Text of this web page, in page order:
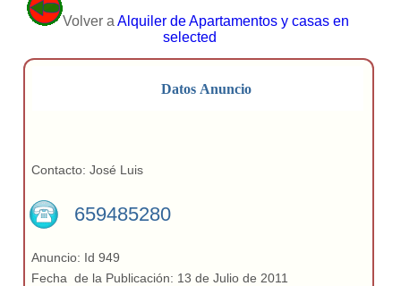
Volver aAlquiler de Apartamentos y casas en
selected
Datos Anuncio
Contacto: José Luis
659485280
Anuncio: Id 949
Fecha de la Publicación: 13 de Julio de 2011